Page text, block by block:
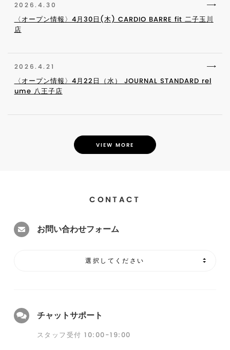
2026.4.30
〈オープン情報〉4月30日(木) CARDIO BARRE fit 二子玉川
店
2026.4.21
〈オープン情報〉4月22日（水） JOURNAL STANDARD rel
ume 八王子店
VIEW MORE
CONTACT
お問い合わせフォーム
選択してください
チャットサポート
スタッフ受付 10:00-19:00